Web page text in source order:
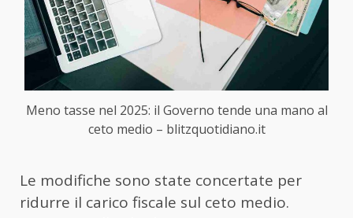
Meno tasse nel 2025: il Governo tende una mano al
ceto medio – blitzquotidiano.it
Le modifiche sono state concertate per
ridurre il carico fiscale sul ceto medio.